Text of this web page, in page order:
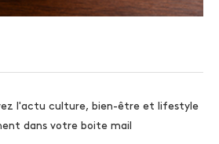
l'actu culture, bien-être et lifestyle
dans votre boite mail